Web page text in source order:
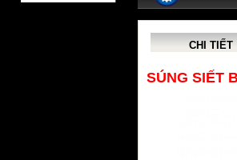
CHI TIẾT
SÚNG SIẾT